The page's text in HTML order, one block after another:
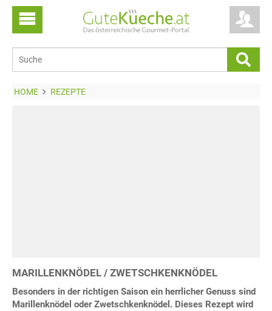
HOME REZEPTE
MARILLENKNÖDEL / ZWETSCHKENKNÖDEL
Besonders in der richtigen Saison ein herrlicher Genuss sind
Marillenknödel oder Zwetschkenknödel. Dieses Rezept wird